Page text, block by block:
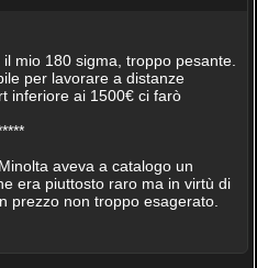
mio 180 sigma, troppo pesante.
per lavorare a distanze
inferiore ai 1500€ ci farò
aveva a catalogo un
era piuttosto raro ma in virtù di
prezzo non troppo esagerato.